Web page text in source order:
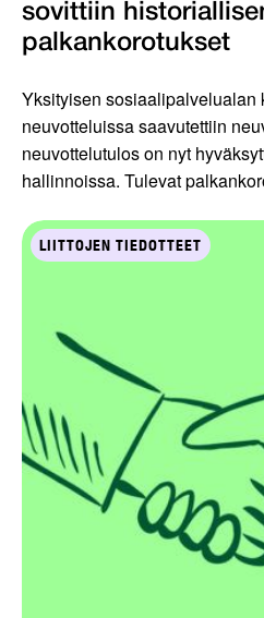
sovittiin
palkankorotukset
Yksityisen sosiaalipalvelualan
neuvotteluissa saavutettiin
neuvottelutulos on nyt
hallinnoissa. Tulevat
LIITTOJEN TIEDOTTEET